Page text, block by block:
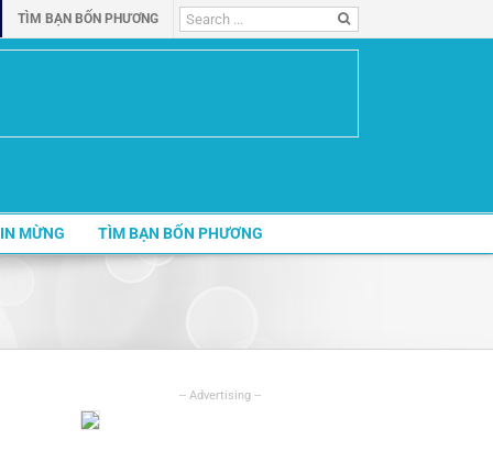
TÌM BẠN BỐN PHƯƠNG
Search
for:
MỪNG TÌM BẠN BỐN PHƯƠNG